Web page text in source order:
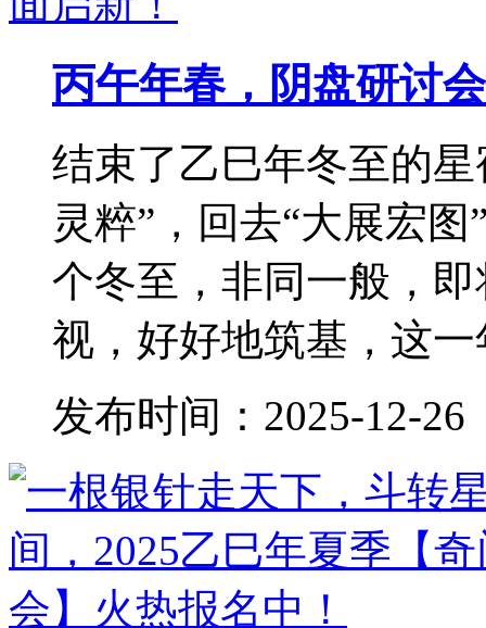
丙午年春，阴盘研讨
结束了乙巳年冬至的
灵粹”，回去“大展宏
个冬至，非同一般，
视，好好地筑基，这
发布时间：2025-12-26